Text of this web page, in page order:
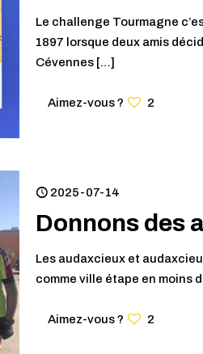
Le challenge Tourmagne
1897 lorsque deux amis
Cévennes […]
Aimez-vous ? 2
2025-07-14
Donnons des
Les audaxcieux et
comme ville étape en moins
Aimez-vous ? 2